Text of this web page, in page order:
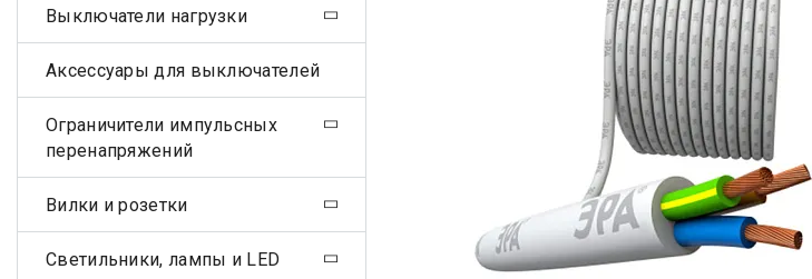
Выключатели нагрузки
Аксессуары для выключателей
Ограничители импульсных
перенапряжений
Вилки и розетки
Светильники, лампы и LED